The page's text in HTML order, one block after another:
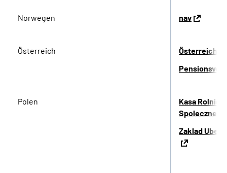
Norwegen nav
Österreich
Polen
Kasa
Spolecznego
Zaklad